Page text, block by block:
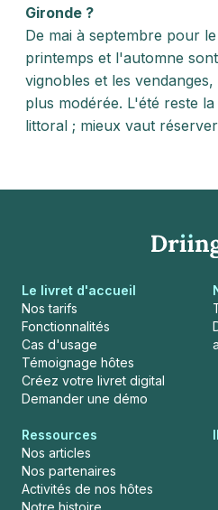
Gironde ?
De mai à septembre pour
printemps et l'automne
vignobles et les
plus modérée. L'été reste
littoral ; mieux vaut
Le livret d'accueil
Nos tarifs
Fonctionnalités
Cas d'usage
Témoignage hôtes
Créez votre livret digital
Demander une démo
Ressources
Nos articles
Nos partenaires
Activités de nos hôtes
Notre histoire